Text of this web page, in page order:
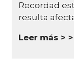
Recordad
resulta
Leer más >